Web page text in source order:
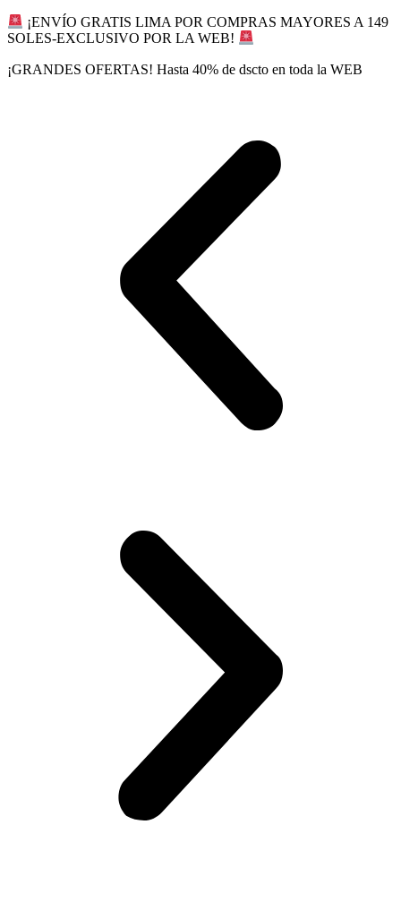
Ir
al
¡ENVÍO GRATIS LIMA POR COMPRAS MAYORES A 149
SOLES-EXCLUSIVO POR LA WEB!
¡GRANDES OFERTAS! Hasta 40% de dscto en toda la WEB